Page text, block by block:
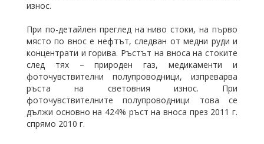
износ.
При по-детайлен преглед на ниво стоки, на първо
място по внос е нефтът, следван от медни руди и
концентрати и горива. Ръстът на вноса на стоките
след тях – природен газ, медикаменти и
фоточувствителни полупроводници, изпреварва
ръста на световния износ. При
фоточувствителните полупроводници това се
дължи основно на 424% ръст на вноса през 2011 г.
спрямо 2010 г.